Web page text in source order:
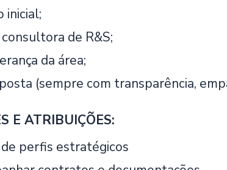
inicial;
de R&S;
da área;
(sempre com transparência,
E ATRIBUIÇÕES:
perfis estratégicos